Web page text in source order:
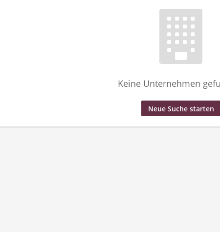
Keine Unternehmen
Neue Suche starten